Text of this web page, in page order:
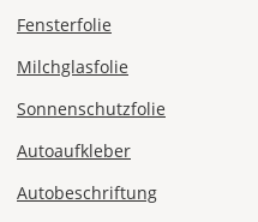
*
Abhängig
Bestellwert:
genauen
Produktionskosten
Fensterfolie
Milchglasfolie
Sonnenschutzfolie
Autoaufkleber
Autobeschriftung